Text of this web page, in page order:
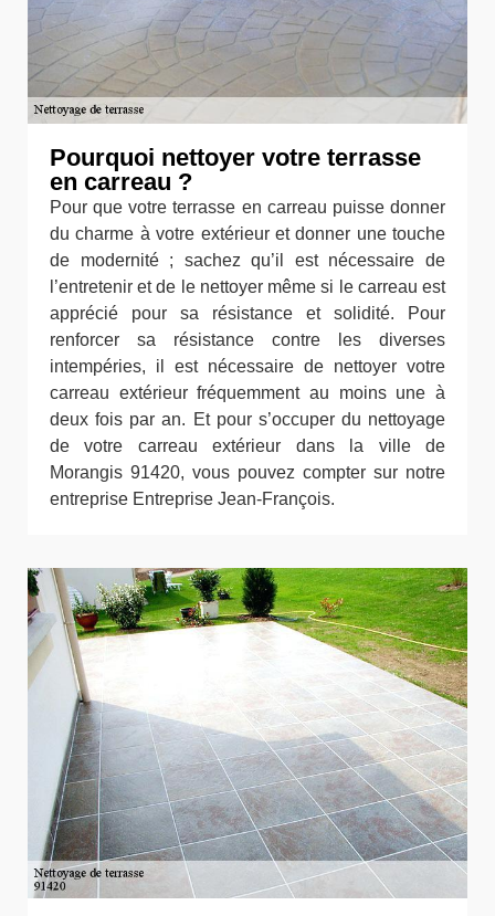
Pourquoi nettoyer votre terrasse
en carreau ?
Pour que votre terrasse en carreau puisse donner
du charme à votre extérieur et donner une touche
de modernité ; sachez qu’il est nécessaire de
l’entretenir et de le nettoyer même si le carreau est
apprécié pour sa résistance et solidité. Pour
renforcer sa résistance contre les diverses
intempéries, il est nécessaire de nettoyer votre
carreau extérieur fréquemment au moins une à
deux fois par an. Et pour s’occuper du nettoyage
de votre carreau extérieur dans la ville de
Morangis 91420, vous pouvez compter sur notre
entreprise Entreprise Jean-François.